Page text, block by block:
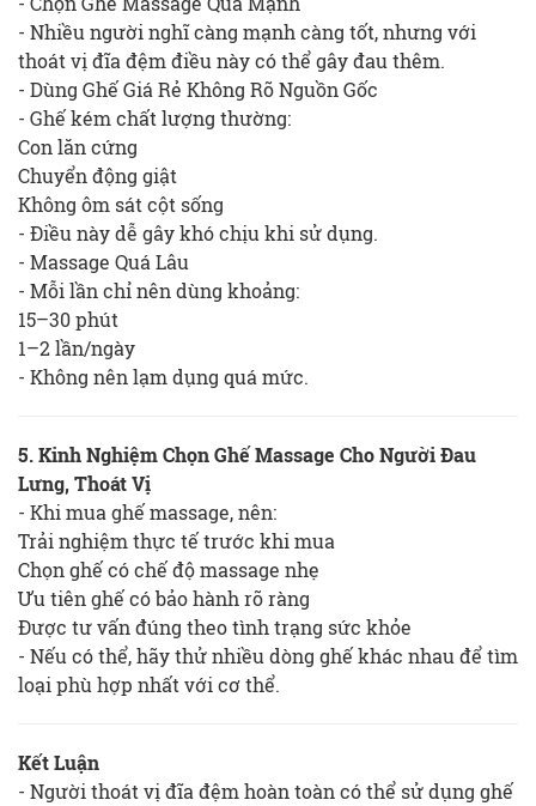
- Nhiều người nghĩ càng mạnh càng tốt, nhưng với
thoát vị đĩa đệm điều này có thể gây đau thêm.
- Dùng Ghế Giá Rẻ Không Rõ Nguồn Gốc
- Ghế kém chất lượng thường:
Con lăn cứng
Chuyển động giật
Không ôm sát cột sống
- Điều này dễ gây khó chịu khi sử dụng.
- Massage Quá Lâu
- Mỗi lần chỉ nên dùng khoảng:
15–30 phút
1–2 lần/ngày
- Không nên lạm dụng quá mức.
5. Kinh Nghiệm Chọn Ghế Massage Cho Người Đau
Lưng, Thoát Vị
- Khi mua ghế massage, nên:
Trải nghiệm thực tế trước khi mua
Chọn ghế có chế độ massage nhẹ
Ưu tiên ghế có bảo hành rõ ràng
Được tư vấn đúng theo tình trạng sức khỏe
- Nếu có thể, hãy thử nhiều dòng ghế khác nhau để tìm
loại phù hợp nhất với cơ thể.
Kết Luận
- Người thoát vị đĩa đệm hoàn toàn có thể sử dụng ghế